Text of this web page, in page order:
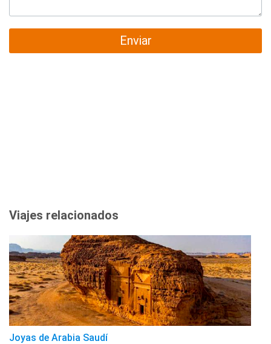
Enviar
Viajes relacionados
Joyas de Arabia Saudí